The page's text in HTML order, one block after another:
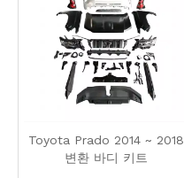
Toyota Prado 2014 ~ 2018
변환 바디 키트